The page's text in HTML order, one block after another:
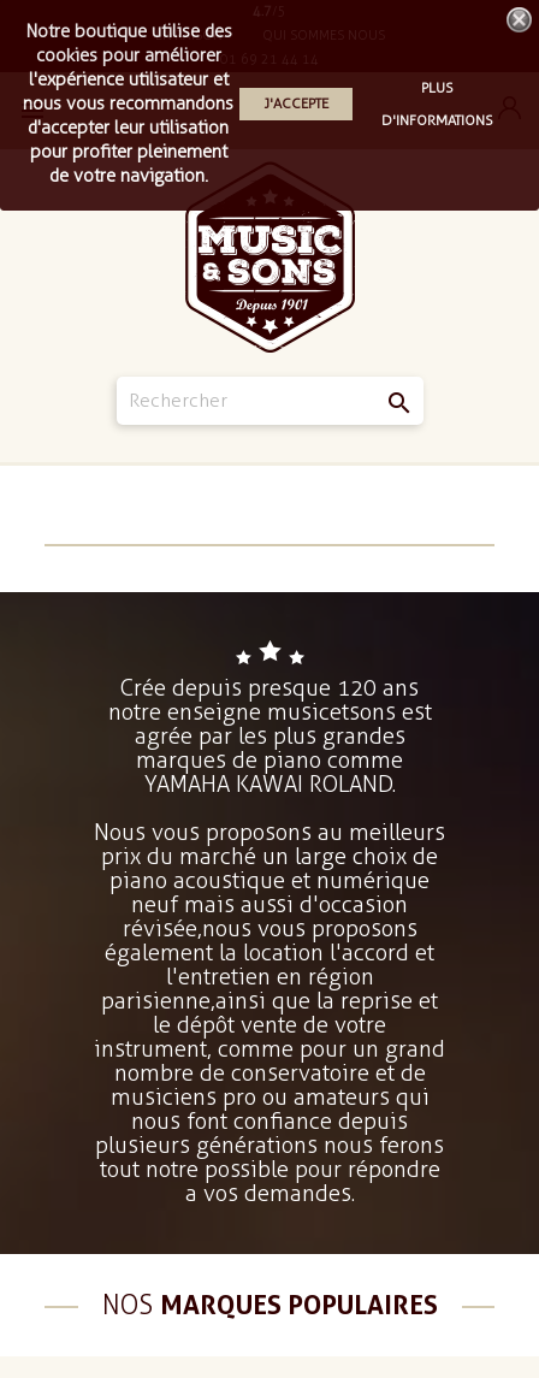
LIVRAISON QUI SOMMES NOUS
4.7
01 69 21 44 14


Notre boutique utilise des
cookies pour améliorer
l'expérience utilisateur et
nous vous recommandons
d'accepter leur utilisation
pour profiter pleinement
de votre navigation.
J'ACCEPTE
PLUS
D'INFORMATIONS
Crée depuis presque 120 ans
notre enseigne musicetsons est
agrée par les plus grandes
marques de piano comme
YAMAHA KAWAI ROLAND.
Nous vous proposons au meilleurs
prix du marché un large choix de
piano acoustique et numérique
neuf mais aussi d'occasion
révisée,nous vous proposons
également la location l'accord et
l'entretien en région
parisienne,ainsi que la reprise et
le dépôt vente de votre
instrument, comme pour un grand
nombre de conservatoire et de
musiciens pro ou amateurs qui
nous font confiance depuis
plusieurs générations nous ferons
tout notre possible pour répondre
a vos demandes.
NOS MARQUES POPULAIRES